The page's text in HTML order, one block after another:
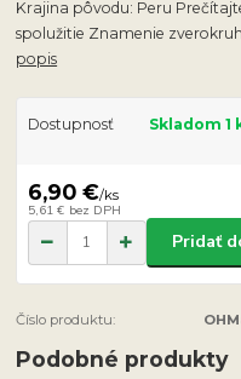
Krajina pôvodu: Peru
spolužitie Znamenie
popis
Dostupnosť Skladom 1
6,90 €/ks
5,61 € bez DPH
Pridať
Číslo produktu:
Podobné produkty